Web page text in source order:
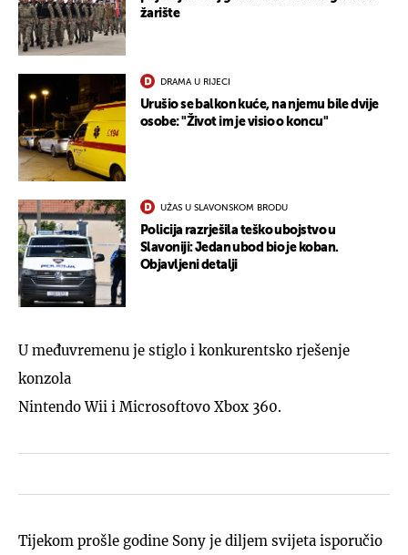
žarište
DRAMA U RIJECI
Urušio se balkon kuće, na njemu bile dvije
osobe: "Život im je visio o koncu"
UŽAS U SLAVONSKOM BRODU
Policija razrješila teško ubojstvo u
Slavoniji: Jedan ubod bio je koban.
Objavljeni detalji
U međuvremenu je stiglo i konkurentsko rješenje
konzola
Nintendo Wii i Microsoftovo Xbox 360.
Tijekom prošle godine Sony je diljem svijeta isporučio